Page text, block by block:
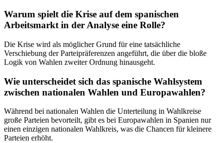
Warum spielt die Krise auf dem spanischen
Arbeitsmarkt in der Analyse eine Rolle?
Die Krise wird als möglicher Grund für eine tatsächliche
Verschiebung der Parteipräferenzen angeführt, die über die bloße
Logik von Wahlen zweiter Ordnung hinausgeht.
Wie unterscheidet sich das spanische Wahlsystem
zwischen nationalen Wahlen und Europawahlen?
Während bei nationalen Wahlen die Unterteilung in Wahlkreise
große Parteien bevorteilt, gibt es bei Europawahlen in Spanien nur
einen einzigen nationalen Wahlkreis, was die Chancen für kleinere
Parteien erhöht.